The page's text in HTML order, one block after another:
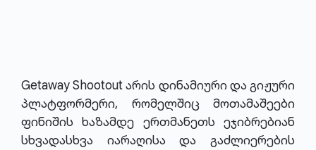
Getaway Shootout არის დინამიური და გიჟური
პლატფორმერი, რომელშიც მოთამაშეები
ფინიშის ხაზამდე ერთმანეთს ეჯიბრებიან
სხვადასხვა იარაღისა და გაძლიერების